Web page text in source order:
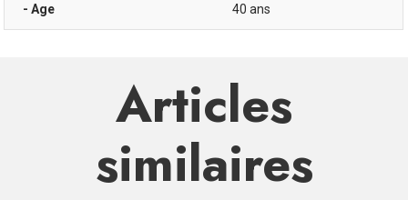
- Age 40 ans
Articles
similaires